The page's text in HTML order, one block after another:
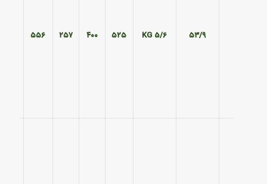
۵۳/۹ 5/6 KG ۵۲۵ ۴۰۰ ۲۵۷ ۵۵۶